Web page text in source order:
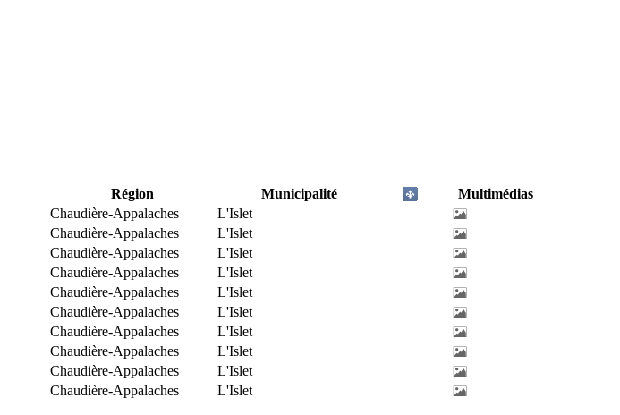
Région Municipalité
Multimédias
Chaudière-Appalaches
L'Islet
Chaudière-Appalaches
L'Islet
Chaudière-Appalaches
L'Islet
Chaudière-Appalaches
L'Islet
Chaudière-Appalaches
L'Islet
Chaudière-Appalaches
L'Islet
Chaudière-Appalaches
L'Islet
Chaudière-Appalaches
L'Islet
Chaudière-Appalaches
L'Islet
Chaudière-Appalaches L'Islet